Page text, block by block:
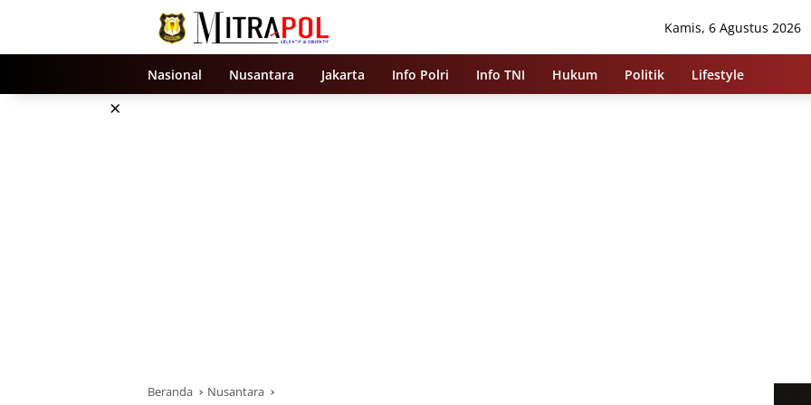
Kamis, 6 Agustus 2026
Nasional Nusantara Jakarta Info Polri Info TNI Hukum Politik Lifestyle
×
Beranda Nusantara